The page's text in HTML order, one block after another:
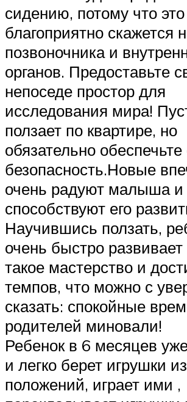
сидению, потому что это
благоприятно скажется
позвоночника и
органов. Предоставьте
непоседе простор для
исследования мира!
ползает по квартире, но
обязательно
безопасность.Новые
очень радуют малыша и
способствуют его
Научившись ползать,
очень быстро развивает
такое мастерство и
темпов, что можно с
сказать: спокойные
родителей миновали!
Ребенок в 6 месяцев
и легко берет игрушки
положений, играет ими ,